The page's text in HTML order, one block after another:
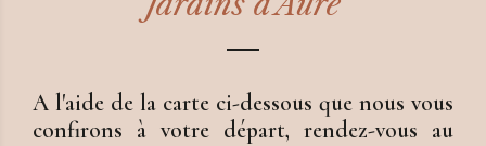
A l'aide de la carte ci-dessous que nous vous
confirons à votre départ, rendez-vous au